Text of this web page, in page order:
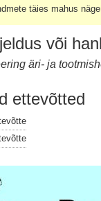
täies mahus
või
äri- ja
ettevõtted